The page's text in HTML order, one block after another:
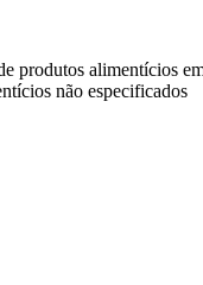
produtos alimentícios
não especificados